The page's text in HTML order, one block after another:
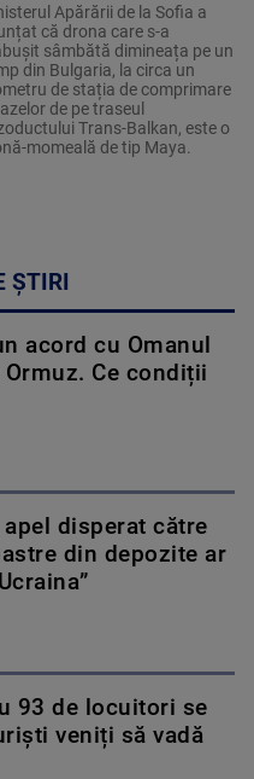
Apărării de la Sofia a
că drona care s-a
sâmbătă dimineața pe un
din Bulgaria, la circa un
de stația de comprimare
de pe traseul
Trans-Balkan, este o
momeală de tip Maya.
ȘTIRI
acord cu Omanul
Ce condiții
disperat către
din depozite ar
93 de locuitori se
veniți să vadă